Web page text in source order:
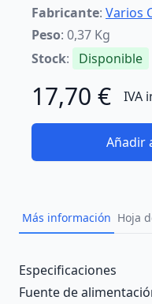
Fabricante: Varios
Peso: 0,37 Kg
Stock: Disponible
17,70 € IVA
Añadir
Más información Hoja
Description
Especificaciones
Fuente de